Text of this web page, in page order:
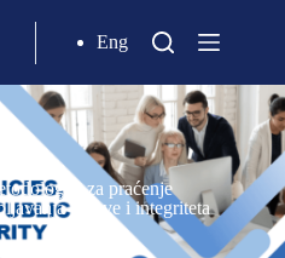
Eng
za praćenje
države i integriteta